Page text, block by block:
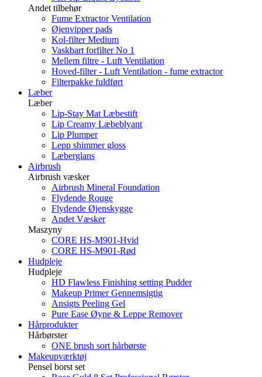
Andet tilbehør
Fume Extractor Ventilation
Øjenvipper pads
Kol-filter Medium
Vaskbart forfilter No 1
Mellem filtre - Luft Ventilation
Hoved-filter - Luft Ventilation - fume extractor
Filterpakke fuldført
Læber
Læber
Lip-Stay Mat Læbestift
Lip Creamy Læbeblyant
Lip Plumper
Lepp shimmer gloss
Læberglans
Airbrush
Airbrush væsker
Airbrush Mineral Foundation
Flydende Rouge
Flydende Øjenskygge
Andet Væsker
Maszyny
CORE HS-M901-Hvid
CORE HS-M901-Rød
Hudpleje
Hudpleje
HD Flawless Finishing setting Pudder
Makeup Primer Gennemsigtig
Ansigts Peeling Gel
Pure Ease Øyne & Leppe Remover
Hårprodukter
Hårbørster
ONE brush sort hårbørste
Makeupværktøj
Pensel borst set